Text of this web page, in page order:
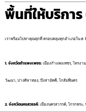
พื้นที่ให้บริกา
เราพร้อมไปหาคุณทุกที่ ครอบคลุมทุกอำเภอใน 6
1. จังหวัดกำแพงเพชร:เมืองกำแพงเพชร, ไทรง
วัฒนา, ปางศิลาทอง, บึงสามัคคี, โกสัมพีนคร
2. จังหวัดนครสวรรค์:เมืองนครสวรรค์, โกรกพร